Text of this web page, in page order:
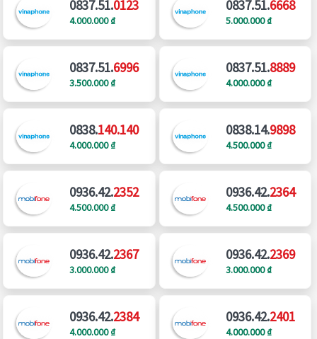
0837.51.0123
4.000.000 ₫
0837.51.6668
5.000.000 ₫
0837.51.6996
3.500.000 ₫
0837.51.8889
4.000.000 ₫
0838.140.140
4.000.000 ₫
0838.14.9898
4.500.000 ₫
0936.42.2352
4.500.000 ₫
0936.42.2364
4.500.000 ₫
0936.42.2367
3.000.000 ₫
0936.42.2369
3.000.000 ₫
0936.42.2384
4.000.000 ₫
0936.42.2401
4.000.000 ₫